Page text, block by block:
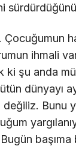
ihmali
ki şu anda
dünyayı
Bunu